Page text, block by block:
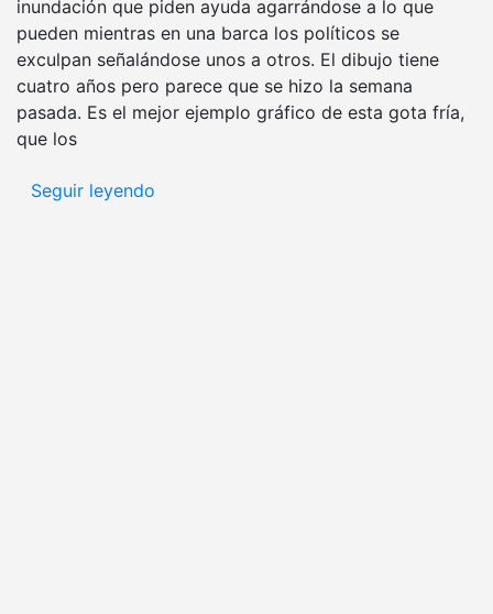
inundación que piden ayuda agarrándose a lo que
pueden mientras en una barca los políticos se
exculpan señalándose unos a otros. El dibujo tiene
cuatro años pero parece que se hizo la semana
pasada. Es el mejor ejemplo gráfico de esta gota fría,
que los
Seguir leyendo